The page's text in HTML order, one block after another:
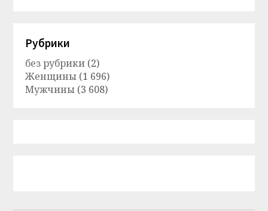
Рубрики
без рубрики (2)
Женщины (1 696)
Мужчины (3 608)